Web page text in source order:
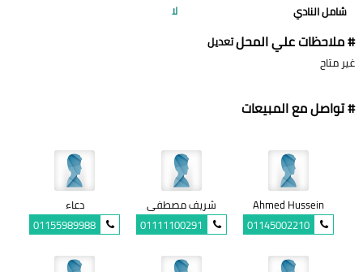
شامل النادي لا
# ملاحظات علي المحلتعديل
غير متاح
# تواصل مع المبيعات
Ahmed Hussein
01145002210
شريف مصطفى
01111100291
دعاء
01155989988